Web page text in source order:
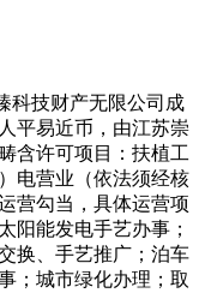
技财产无限公司成
平易近币，由江苏崇
含许可项目：扶植工
电营业（依法须经核
营勾当，具体运营项
阳能发电手艺办事；
换、手艺推广；泊车
；城市绿化办理；取